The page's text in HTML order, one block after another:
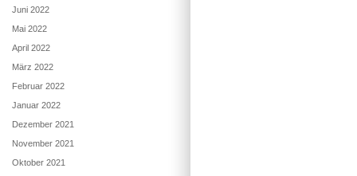
Juni 2022
Mai 2022
April 2022
März 2022
Februar 2022
Januar 2022
Dezember 2021
November 2021
Oktober 2021